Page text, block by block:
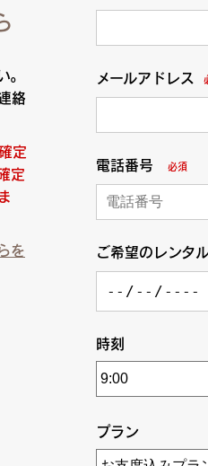
。
絡
定
定
を
メールアドレス
電話番号 必須
ご希望のレンタ
時刻
プラン